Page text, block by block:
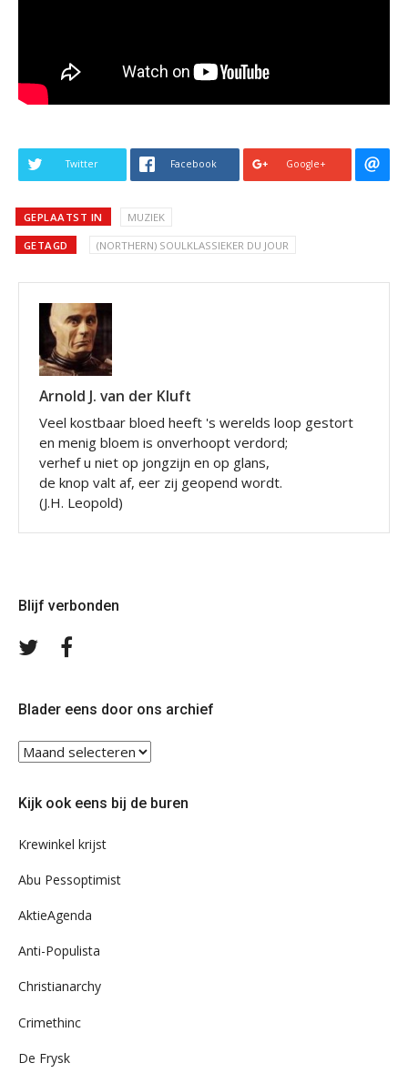
Twitter Facebook Google+
GEPLAATST IN MUZIEK
GETAGD (NORTHERN) SOULKLASSIEKER DU JOUR
Arnold J. van der Kluft
Veel kostbaar bloed heeft 's werelds loop gestort
en menig bloem is onverhoopt verdord;
verhef u niet op jongzijn en op glans,
de knop valt af, eer zij geopend wordt.
(J.H. Leopold)
Blijf verbonden
Volg
Blader eens door ons archief
Blader
eens
ons
Kijk ook eens bij de buren
Krewinkel krijst
Abu Pessoptimist
AktieAgenda
Anti-Populista
Christianarchy
Crimethinc
De Frysk